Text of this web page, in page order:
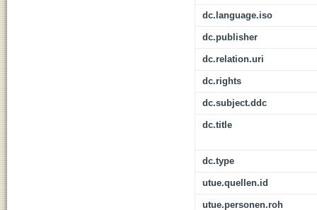
dc.language.iso
dc.publisher
dc.relation.uri
dc.rights
dc.subject.ddc
dc.title
dc.type
utue.quellen.id
utue.personen.roh